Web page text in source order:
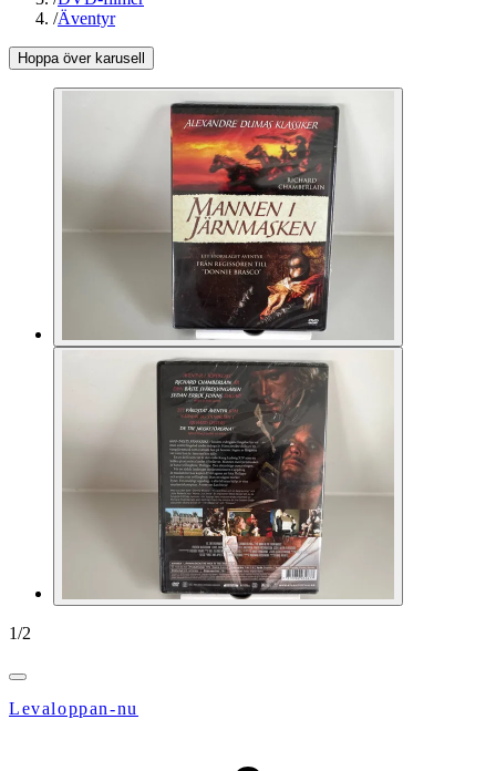
/Äventyr
Hoppa över karusell
1/2
Levaloppan-nu